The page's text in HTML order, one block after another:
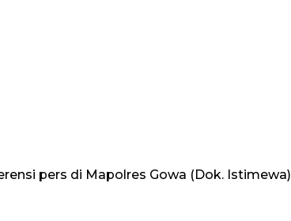
pers di Mapolres Gowa (Dok. Istimewa)